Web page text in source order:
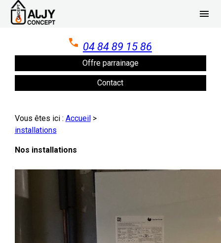
menu
04 84 89 15 86
Offre parrainage
Contact
Vous êtes ici : Accueil>
installations
Nos installations
Panneau de gestion des cookies